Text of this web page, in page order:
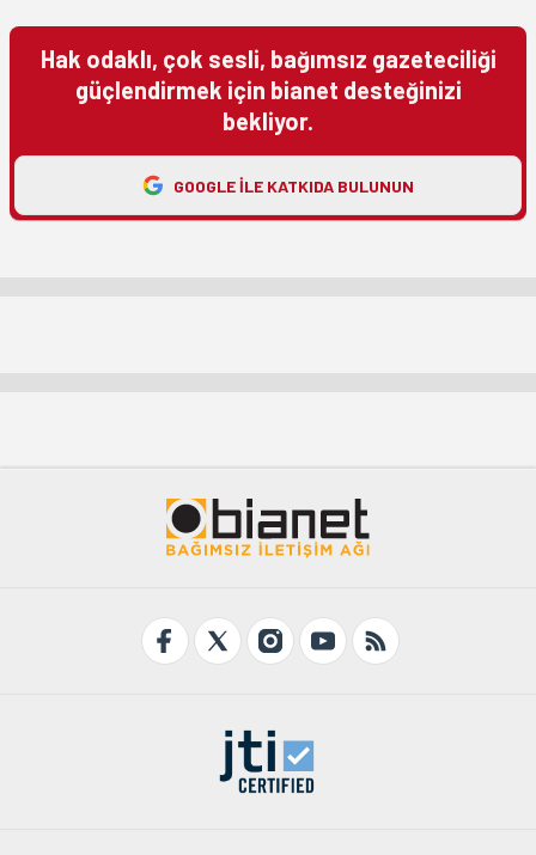
Hak odaklı, çok sesli, bağımsız gazeteciliği
güçlendirmek için bianet desteğinizi
bekliyor.
GOOGLE ILE KATKIDA BULUNUN